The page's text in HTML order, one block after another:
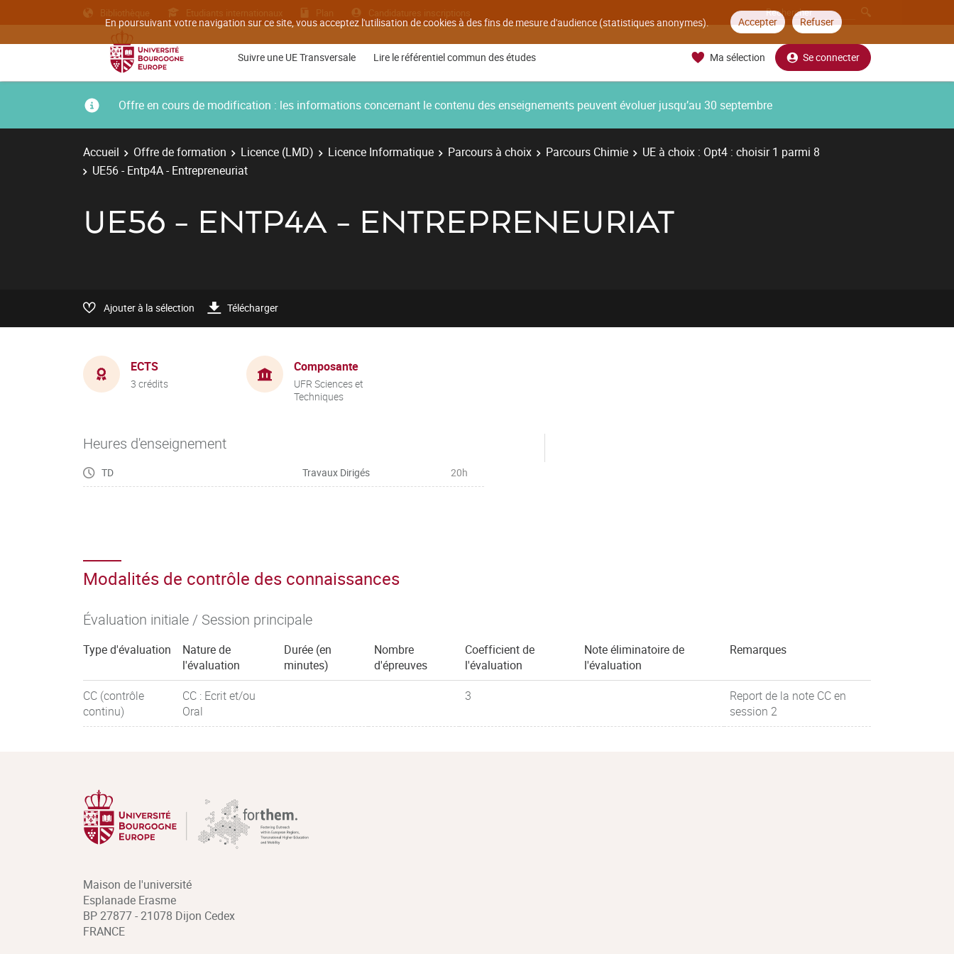
En poursuivant votre navigation sur ce site, vous acceptez l'utilisation de cookies à des fins de mesure d'audience (statistiques anonymes). Accepter Refuser
Bibliothèque Etudiants internationaux Plan Candidatures inscriptions
Suivre une UE Transversale Lire le référentiel commun des études Ma sélection Se connecter
Offre en cours de modification : les informations concernant le contenu des enseignements peuvent évoluer jusqu’au 30 septembre
Accueil Offre de formation Licence (LMD) Licence Informatique Parcours à choix Parcours Chimie
UE à choix : Opt4 : choisir 1 parmi 8
UE56 - Entp4A - Entrepreneuriat
UE56 - ENTP4A - ENTREPRENEURIAT
Ajouter à la sélection Télécharger
ECTS
3 crédits
Composante
UFR Sciences et
Techniques
Heures d'enseignement
TD Travaux Dirigés 20h
Modalités de contrôle des connaissances
Évaluation initiale / Session principale
Type d'évaluation
Nature de
l'évaluation
Durée (en
minutes)
Nombre
d'épreuves
Coefficient de
l'évaluation
Note éliminatoire de
l'évaluation
Remarques
CC (contrôle
continu)
CC : Ecrit et/ou
Oral
3
Report de la note CC en
session 2
Maison de l'université
Esplanade Erasme
BP 27877 - 21078 Dijon Cedex
FRANCE